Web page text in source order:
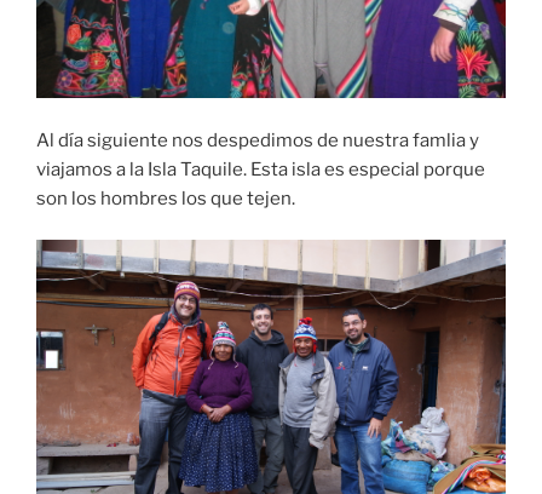
Al día siguiente nos despedimos de nuestra famlia y
viajamos a la Isla Taquile. Esta isla es especial porque
son los hombres los que tejen.